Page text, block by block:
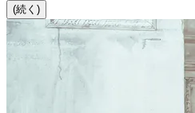
(続く)